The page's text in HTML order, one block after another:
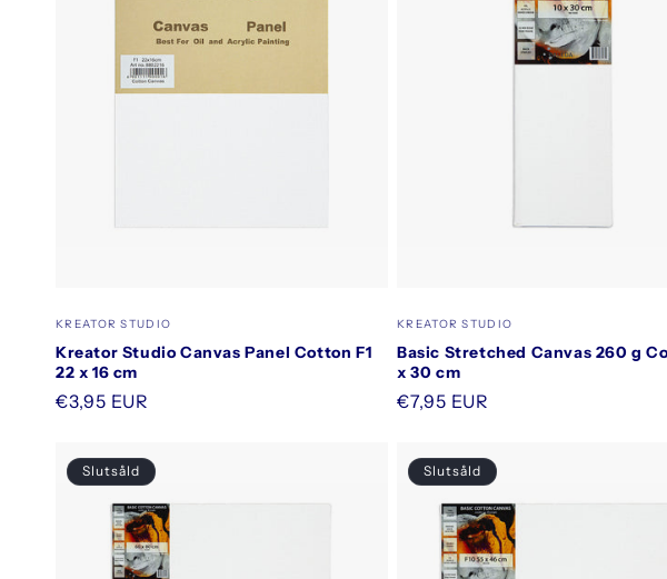
Säljare:
KREATOR STUDIO
Kreator Studio Canvas Panel Cotton F1
22 x 16 cm
Ordinarie
€3,95 EUR
Säljare:
KREATOR STUDIO
Basic Stretched Canvas 260 g
x 30 cm
Ordinarie
€7,95 EUR
Slutsåld Slutsåld